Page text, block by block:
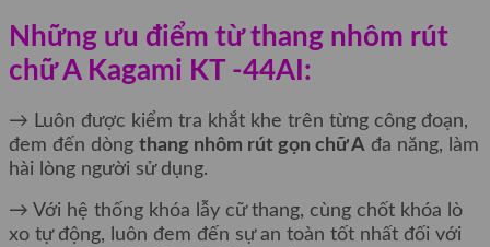
Những ưu điểm từ thang nhôm rút
chữ A Kagami KT -44AI:
→ Luôn được kiểm tra khắt khe trên từng công đoạn,
đem đến dòng thang nhôm rút gọn chữ A đa năng, làm
hài lòng người sử dụng.
→ Với hệ thống khóa lẫy cữ thang, cùng chốt khóa lò
xo tự động, luôn đem đến sự an toàn tốt nhất đối với